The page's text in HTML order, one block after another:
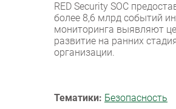
RED Security SOC
более 8,6 млрд событий
мониторинга выявляют
развитие на ранних
организации.
Тематики: Безопасность